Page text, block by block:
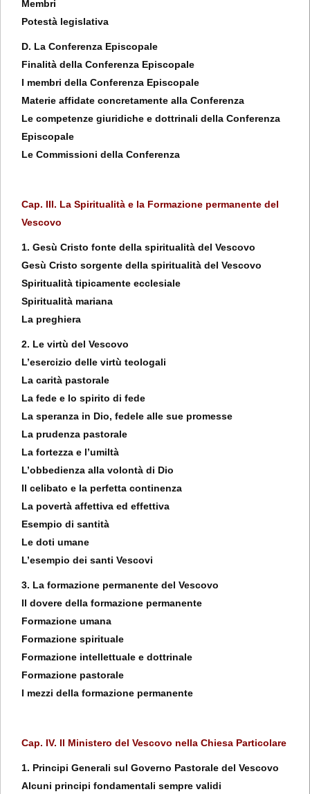
Membri
Potestà legislativa
D. La Conferenza Episcopale
Finalità della Conferenza Episcopale
I membri della Conferenza Episcopale
Materie affidate concretamente alla Conferenza
Le competenze giuridiche e dottrinali della Conferenza
Episcopale
Le Commissioni della Conferenza
Cap. III. La Spiritualità e la Formazione permanente del
Vescovo
1. Gesù Cristo fonte della spiritualità del Vescovo
Gesù Cristo sorgente della spiritualità del Vescovo
Spiritualità tipicamente ecclesiale
Spiritualità mariana
La preghiera
2. Le virtù del Vescovo
L’esercizio delle virtù teologali
La carità pastorale
La fede e lo spirito di fede
La speranza in Dio, fedele alle sue promesse
La prudenza pastorale
La fortezza e l’umiltà
L’obbedienza alla volontà di Dio
Il celibato e la perfetta continenza
La povertà affettiva ed effettiva
Esempio di santità
Le doti umane
L’esempio dei santi Vescovi
3. La formazione permanente del Vescovo
Il dovere della formazione permanente
Formazione umana
Formazione spirituale
Formazione intellettuale e dottrinale
Formazione pastorale
I mezzi della formazione permanente
Cap. IV. Il Ministero del Vescovo nella Chiesa Particolare
1. Principi Generali sul Governo Pastorale del Vescovo
Alcuni principi fondamentali sempre validi